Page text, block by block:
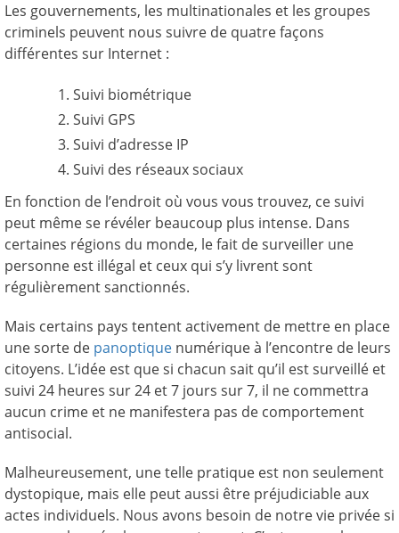
Les gouvernements, les multinationales et les groupes
criminels peuvent nous suivre de quatre façons
différentes sur Internet :
Suivi biométrique
Suivi GPS
Suivi d’adresse IP
Suivi des réseaux sociaux
En fonction de l’endroit où vous vous trouvez, ce suivi
peut même se révéler beaucoup plus intense. Dans
certaines régions du monde, le fait de surveiller une
personne est illégal et ceux qui s’y livrent sont
régulièrement sanctionnés.
Mais certains pays tentent activement de mettre en place
une sorte de panoptique numérique à l’encontre de leurs
citoyens. L’idée est que si chacun sait qu’il est surveillé et
suivi 24 heures sur 24 et 7 jours sur 7, il ne commettra
aucun crime et ne manifestera pas de comportement
antisocial.
Malheureusement, une telle pratique est non seulement
dystopique, mais elle peut aussi être préjudiciable aux
actes individuels. Nous avons besoin de notre vie privée si